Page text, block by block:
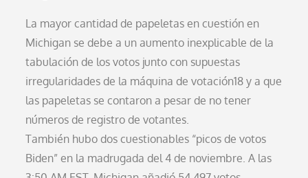
La mayor cantidad de papeletas en cuestión en
Michigan se debe a un aumento inexplicable de la
tabulación de los votos junto con supuestas
irregularidades de la máquina de votación18 y a que
las papeletas se contaron a pesar de no tener
números de registro de votantes.
También hubo dos cuestionables “picos de votos
Biden” en la madrugada del 4 de noviembre. A las